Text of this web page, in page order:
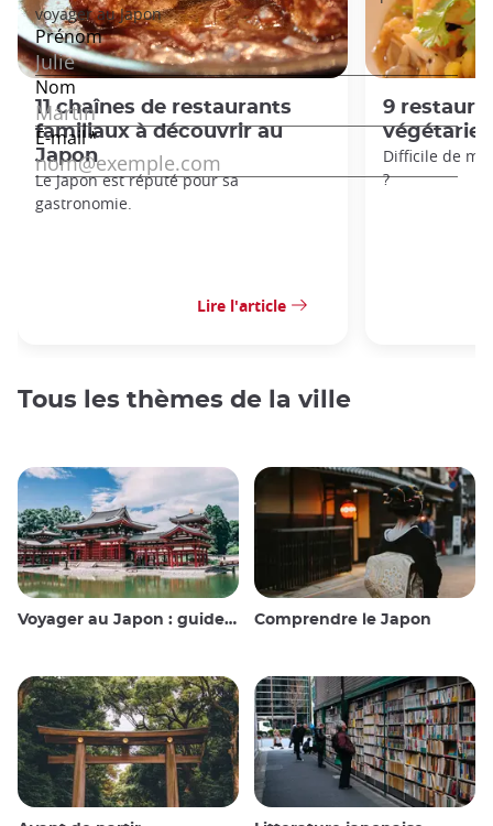
11 chaînes de restaurants
familiaux à découvrir au
Japon
Le Japon est réputé pour sa
gastronomie.
Lire l'article
9
Difficile de
?
Tous les thèmes de la ville
Voyager au Japon : guide et conseils Comprendre le Japon